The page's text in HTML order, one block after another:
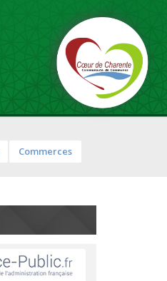
Commerces